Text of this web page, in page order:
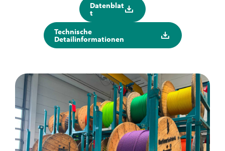
Datenblat
t
Technische
Detailinformationen